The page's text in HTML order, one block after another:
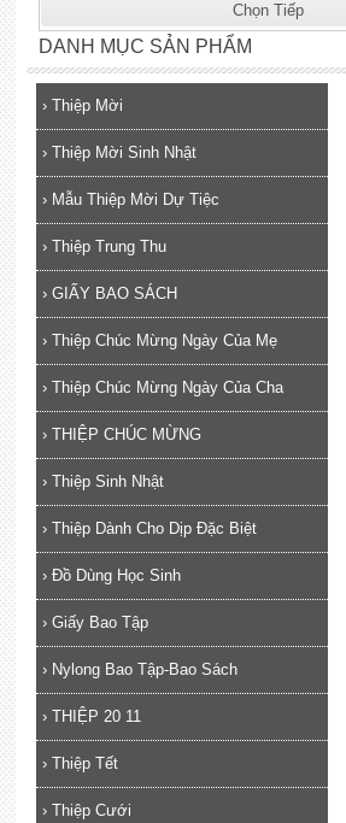
Chọn Tiếp
DANH MỤC SẢN PHẨM
› Thiệp Mời
› Thiệp Mời Sinh Nhật
› Mẫu Thiệp Mời Dự Tiệc
› Thiệp Trung Thu
› GIẤY BAO SÁCH
› Thiệp Chúc Mừng Ngày Của Mẹ
› Thiệp Chúc Mừng Ngày Của Cha
› THIỆP CHÚC MỪNG
› Thiệp Sinh Nhật
› Thiệp Dành Cho Dịp Đặc Biệt
› Đồ Dùng Học Sinh
› Giấy Bao Tập
› Nylong Bao Tập-Bao Sách
› THIỆP 20 11
› Thiệp Tết
› Thiệp Cưới